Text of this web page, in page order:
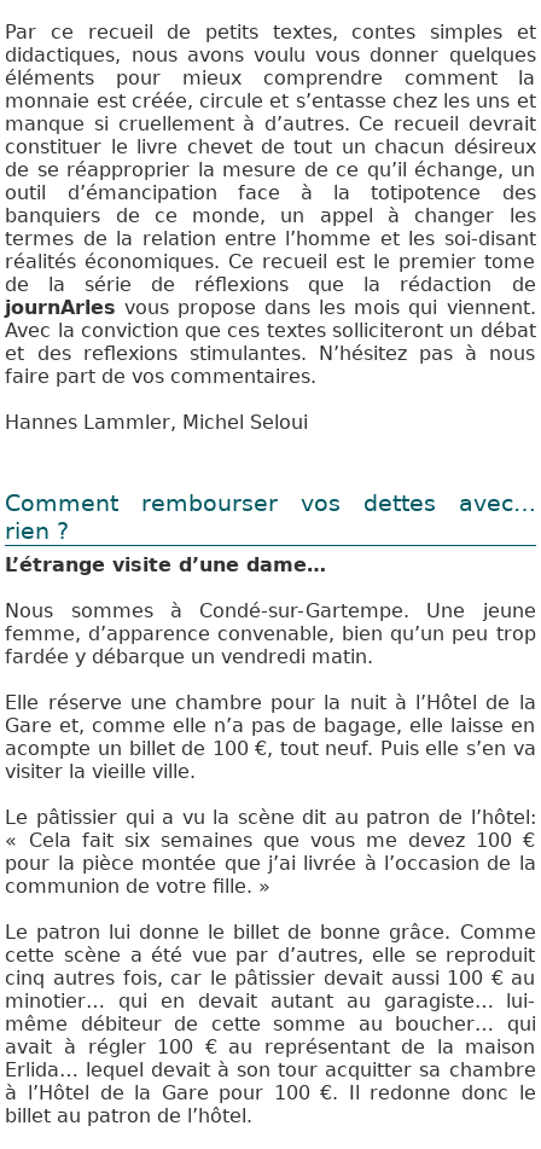
Par ce recueil de petits textes, contes simples et
didactiques, nous avons voulu vous donner quelques
éléments pour mieux comprendre comment la
monnaie est créée, circule et s’entasse chez les uns et
manque si cruellement à d’autres. Ce recueil devrait
constituer le livre chevet de tout un chacun désireux
de se réapproprier la mesure de ce qu’il échange, un
outil d’émancipation face à la totipotence des
banquiers de ce monde, un appel à changer les
termes de la relation entre l’homme et les soi-disant
réalités économiques. Ce recueil est le premier tome
de la série de réflexions que la rédaction de
journArles vous propose dans les mois qui viennent.
Avec la conviction que ces textes solliciteront un débat
et des reflexions stimulantes. N’hésitez pas à nous
faire part de vos commentaires.
Hannes Lammler, Michel Seloui
Comment rembourser vos dettes avec…
rien ?
L’étrange visite d’une dame…
Nous sommes à Condé-sur-Gartempe. Une jeune
femme, d’apparence convenable, bien qu’un peu trop
fardée y débarque un vendredi matin.
Elle réserve une chambre pour la nuit à l’Hôtel de la
Gare et, comme elle n’a pas de bagage, elle laisse en
acompte un billet de 100 €, tout neuf. Puis elle s’en va
visiter la vieille ville.
Le pâtissier qui a vu la scène dit au patron de l’hôtel:
« Cela fait six semaines que vous me devez 100 €
pour la pièce montée que j’ai livrée à l’occasion de la
communion de votre fille. »
Le patron lui donne le billet de bonne grâce. Comme
cette scène a été vue par d’autres, elle se reproduit
cinq autres fois, car le pâtissier devait aussi 100 € au
minotier… qui en devait autant au garagiste… lui-
même débiteur de cette somme au boucher… qui
avait à régler 100 € au représentant de la maison
Erlida… lequel devait à son tour acquitter sa chambre
à l’Hôtel de la Gare pour 100 €. Il redonne donc le
billet au patron de l’hôtel.